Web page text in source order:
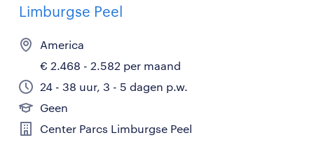
Limburgse Peel
America
€ 2.468 - 2.582 per maand
24 - 38 uur, 3 - 5 dagen p.w.
Geen
Center Parcs Limburgse Peel